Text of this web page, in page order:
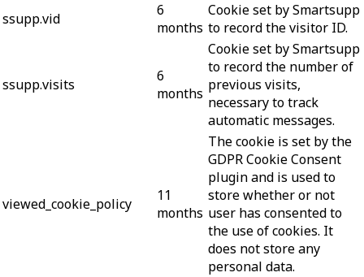
ssupp.vid
6
months
Cookie set by Smartsupp
to record the visitor ID.
ssupp.visits
6
months
Cookie set by Smartsupp
to record the number of
previous visits,
necessary to track
automatic messages.
viewed_cookie_policy
11
months
The cookie is set by the
GDPR Cookie Consent
plugin and is used to
store whether or not
user has consented to
the use of cookies. It
does not store any
personal data.